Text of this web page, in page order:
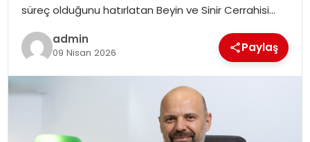
OTOMOBIL
süreç olduğunu hatırlatan Beyin ve Sinir Cerrahisi…
admin
09 Nisan 2026 Paylaş